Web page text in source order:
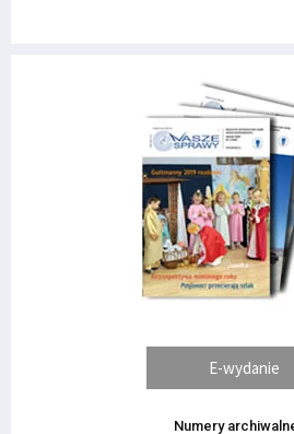
E-wydanie
Numery